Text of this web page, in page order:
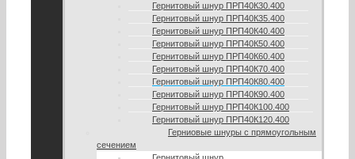
Гернитовый шнур ПРП40К30.400
Гернитовый шнур ПРП40К35.400
Гернитовый шнур ПРП40К40.400
Гернитовый шнур ПРП40К50.400
Гернитовый шнур ПРП40К60.400
Гернитовый шнур ПРП40К70.400
Гернитовый шнур ПРП40К80.400
Гернитовый шнур ПРП40К90.400
Гернитовый шнур ПРП40К100.400
Гернитовый шнур ПРП40К120.400
Герниовые шнуры с прямоугольным
сечением